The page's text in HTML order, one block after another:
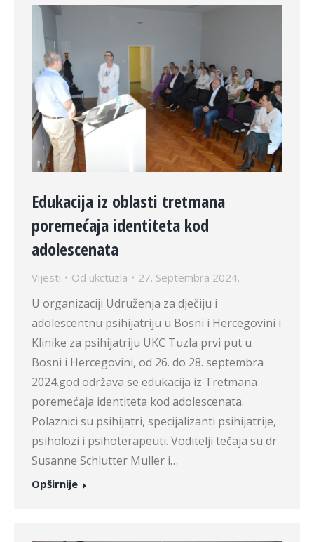
Edukacija iz oblasti tretmana
poremećaja identiteta kod
adolescenata
Vijesti Od ukctuzla 27. Septembra 2024.
U organizaciji Udruženja za dječiju i
adolescentnu psihijatriju u Bosni i Hercegovini i
Klinike za psihijatriju UKC Tuzla prvi put u
Bosni i Hercegovini, od 26. do 28. septembra
2024.god održava se edukacija iz Tretmana
poremećaja identiteta kod adolescenata.
Polaznici su psihijatri, specijalizanti psihijatrije,
psiholozi i psihoterapeuti. Voditelji tečaja su dr
Susanne Schlutter Muller i…
Opširnije